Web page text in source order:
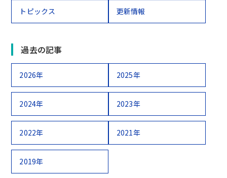
トピックス 更新情報
過去の記事
2026年 2025年
2024年 2023年
2022年 2021年
2019年